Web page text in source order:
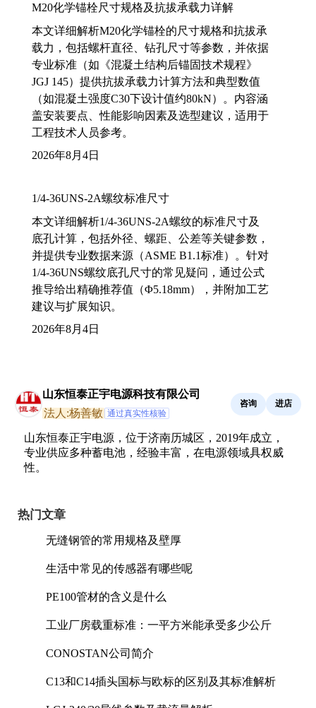
M20化学锚栓尺寸规格及抗拔承载力详解
本文详细解析M20化学锚栓的尺寸规格和抗拔承
载力，包括螺杆直径、钻孔尺寸等参数，并依据
专业标准（如《混凝土结构后锚固技术规程》
JGJ 145）提供抗拔承载力计算方法和典型数值
（如混凝土强度C30下设计值约80kN）。内容涵
盖安装要点、性能影响因素及选型建议，适用于
工程技术人员参考。
2026年8月4日
1/4-36UNS-2A螺纹标准尺寸
本文详细解析1/4-36UNS-2A螺纹的标准尺寸及
底孔计算，包括外径、螺距、公差等关键参数，
并提供专业数据来源（ASME B1.1标准）。针对
1/4-36UNS螺纹底孔尺寸的常见疑问，通过公式
推导给出精确推荐值（Φ5.18mm），并附加工艺
建议与扩展知识。
2026年8月4日
山东恒泰正宇电源科技有限公司
法人:杨善敏 通过真实性核验
咨询 进店
山东恒泰正宇电源，位于济南历城区，2019年成立，
专业供应多种蓄电池，经验丰富，在电源领域具权威
性。
热门文章
无缝钢管的常用规格及壁厚
生活中常见的传感器有哪些呢
PE100管材的含义是什么
工业厂房载重标准：一平方米能承受多少公斤
CONOSTAN公司简介
C13和C14插头国标与欧标的区别及其标准解析